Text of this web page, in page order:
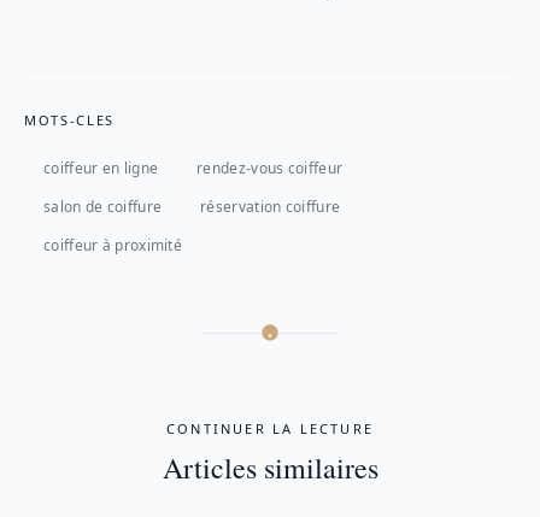
MOTS-CLES
coiffeur en ligne
rendez-vous coiffeur
salon de coiffure
réservation coiffure
coiffeur à proximité
CONTINUER LA LECTURE
Articles similaires